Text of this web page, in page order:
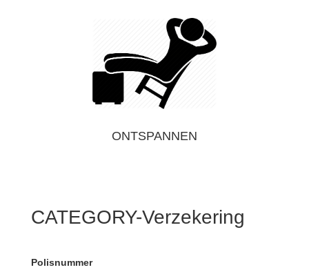
ONTSPANNEN
CATEGORY-Verzekering
Polisnummer